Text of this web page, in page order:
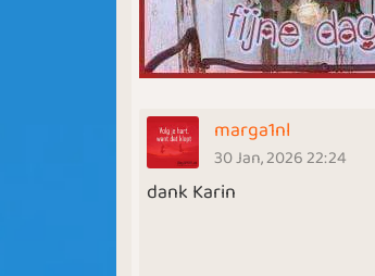
marga1nl
30 Jan, 2026 22:24
dank Karin